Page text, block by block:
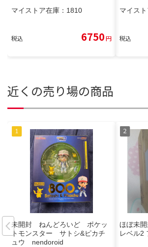
マイストア在庫： 1810
税込 6750円
マイスト
税込
近くの売り場の商品
未開封 ねんどろいど ポケッ
トモンスター サトシ&ピカチ
ュウ nendoroid
ほぼ未
レベル2